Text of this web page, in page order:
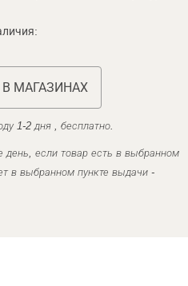
МАГАЗИНАХ
1-2 дня , бесплатно.
если товар есть в выбранном
в выбранном пункте выдачи -